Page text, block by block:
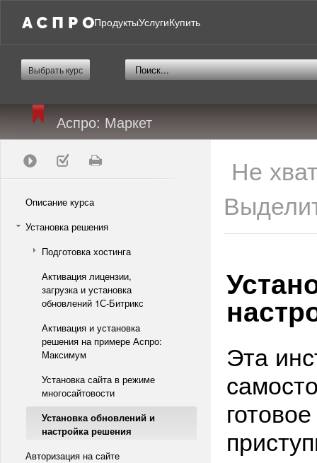
ПродуктыУслугиКупить
Выбрать курс
Аспро: Маркет
Описание курса
Установка решения
Подготовка хостинга
Активация лицензии,
загрузка и установка
обновлений 1С-Битрикс
Активация и установка
решения на примере Аспро:
Максимум
Установка сайта в режиме
многосайтовости
Установка обновлений и
настройка решения
Авторизация на сайте
Не
Эта